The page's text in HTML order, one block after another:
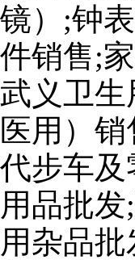
镜）;钟
件销售;
武义卫
医用）
代步车
用品批
用杂品